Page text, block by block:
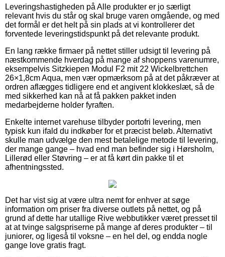
Leveringshastigheden på Alle produkter er jo særligt
relevant hvis du står og skal bruge varen omgående, og med
det formål er det helt på sin plads at vi kontrollerer det
forventede leveringstidspunkt på det relevante produkt.
En lang række firmaer på nettet stiller udsigt til levering på
næstkommende hverdag på mange af shoppens varenumre,
eksempelvis Sitzkiepen Modul F2 mit 22 Wickelbrettchen
26×1,8cm Aqua, men vær opmærksom på at det påkræver at
ordren aflægges tidligere end et angivent klokkeslæt, så de
med sikkerhed kan nå at få pakken pakket inden
medarbejderne holder fyraften.
Enkelte internet varehuse tilbyder portofri levering, men
typisk kun ifald du indkøber for et præcist beløb. Alternativt
skulle man udvælge den mest betalelige metode til levering,
der mange gange – hvad end man befinder sig i Hørsholm,
Lillerød eller Støvring – er at få kørt din pakke til et
afhentningssted.
Det har vist sig at være ultra nemt for enhver at søge
information om priser fra diverse outlets på nettet, og på
grund af dette har utallige Rive webbutikker været presset til
at at tvinge salgspriserne på mange af deres produkter – til
juniorer, og ligeså til voksne – en hel del, og endda nogle
gange love gratis fragt.